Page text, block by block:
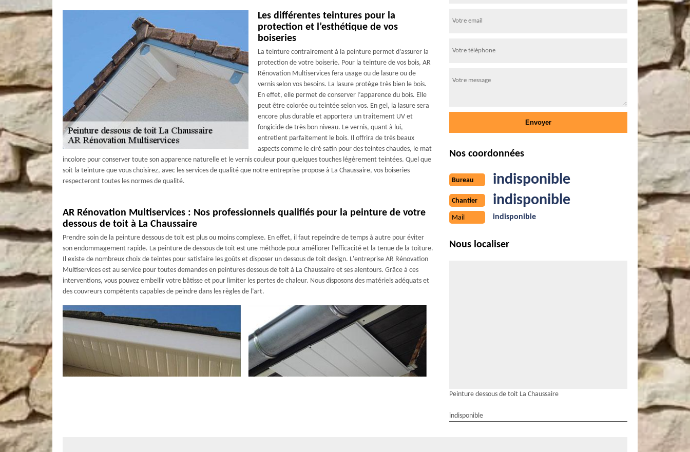
Les différentes teintures pour la
protection et l’esthétique de vos
boiseries
La teinture contrairement à la peinture permet d’assurer la
protection de votre boiserie. Pour la teinture de vos bois, AR
Rénovation Multiservices fera usage ou de lasure ou de
vernis selon vos besoins. La lasure protège très bien le bois.
En effet, elle permet de conserver l’apparence du bois. Elle
peut être colorée ou teintée selon vos. En gel, la lasure sera
encore plus durable et apportera un traitement UV et
fongicide de très bon niveau. Le vernis, quant à lui,
entretient parfaitement le bois. Il offrira de très beaux
aspects comme le ciré satin pour des teintes chaudes, le mat
incolore pour conserver toute son apparence naturelle et le vernis couleur pour quelques touches légèrement teintées. Quel que
soit la teinture que vous choisirez, avec les services de qualité que notre entreprise propose à La Chaussaire, vos boiseries
respecteront toutes les normes de qualité.
AR Rénovation Multiservices : Nos professionnels qualifiés pour la peinture de votre
dessous de toit à La Chaussaire
Prendre soin de la peinture dessous de toit est plus ou moins complexe. En effet, il faut repeindre de temps à autre pour éviter
son endommagement rapide. La peinture de dessous de toit est une méthode pour améliorer l’efficacité et la tenue de la toiture.
Il existe de nombreux choix de teintes pour satisfaire les goûts et disposer un dessous de toit design. L'entreprise AR Rénovation
Multiservices est au service pour toutes demandes en peintures dessous de toit à La Chaussaire et ses alentours. Grâce à ces
interventions, vous pouvez embellir votre bâtisse et pour limiter les pertes de chaleur. Nous disposons des matériels adéquats et
des couvreurs compétents capables de peindre dans les règles de l’art.
Nos coordonnées
Bureau indisponible
Chantier indisponible
Mail indisponible
Nous localiser
Peinture dessous de toit La Chaussaire
indisponible